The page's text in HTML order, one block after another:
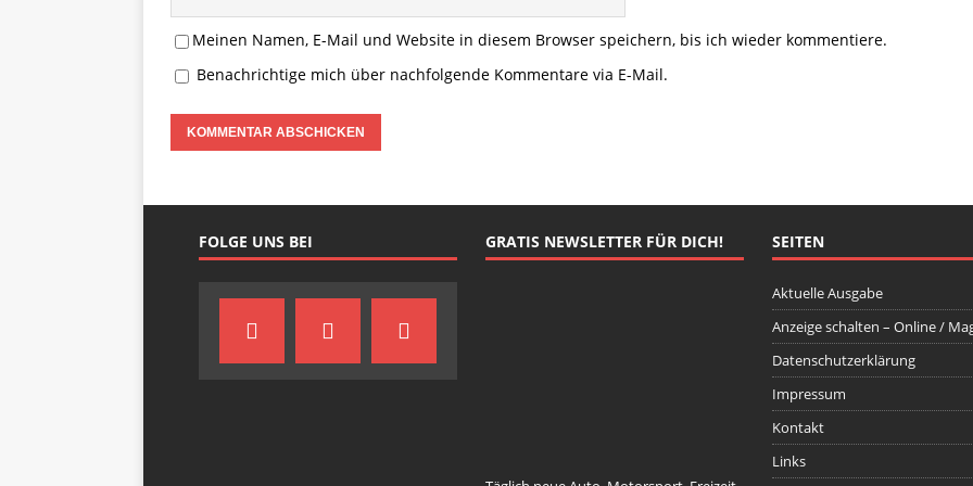
Meinen Namen, E-Mail und Website in diesem Browser speichern, bis ich wieder kommentiere.
Benachrichtige mich über nachfolgende Kommentare via E-Mail.
FOLGE UNS BEI GRATIS NEWSLETTER FÜR DICH! SEITEN
Aktuelle Ausgabe
Anzeige schalten – Online /
Datenschutzerklärung
Impressum
Kontakt
Links